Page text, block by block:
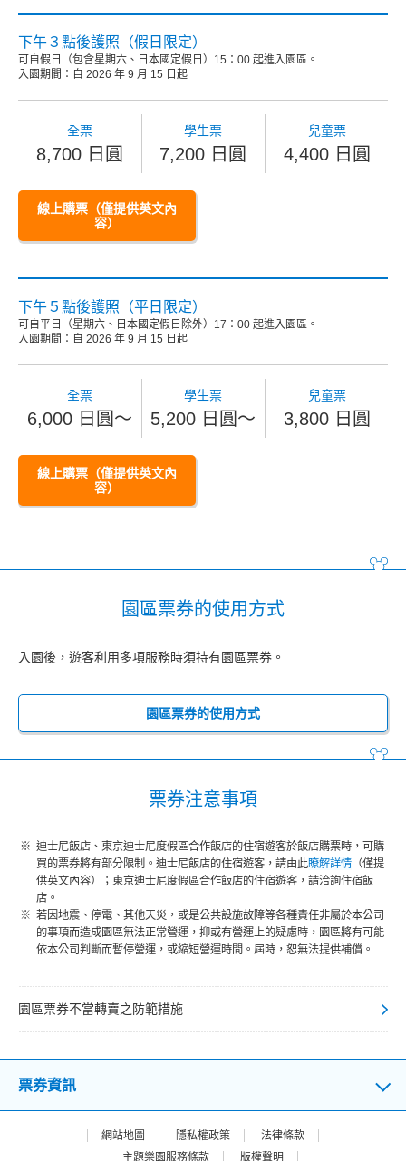
下午３點後護照（假日限定）
可自假日（包含星期六、日本國定假日）15：00 起進入園區。
入園期間：自 2026 年 9 月 15 日起
全票
8,700 日圓
學生票
7,200 日圓
兒童票
4,400 日圓
線上購票（僅提供英文內
容）
下午５點後護照（平日限定）
可自平日（星期六、日本國定假日除外）17：00 起進入園區。
入園期間：自 2026 年 9 月 15 日起
全票
6,000 日圓～
學生票
5,200 日圓～
兒童票
3,800 日圓
線上購票（僅提供英文內
容）
園區票券的使用方式
入園後，遊客利用多項服務時須持有園區票券。
園區票券的使用方式
票券注意事項
迪士尼飯店、東京迪士尼度假區合作飯店的住宿遊客於飯店購票時，可購
買的票券將有部分限制。迪士尼飯店的住宿遊客，請由此瞭解詳情 （僅提
供英文內容）；東京迪士尼度假區合作飯店的住宿遊客，請洽詢住宿飯
店。
若因地震、停電、其他天災，或是公共設施故障等各種責任非屬於本公司
的事項而造成園區無法正常營運，抑或有營運上的疑慮時，園區將有可能
依本公司判斷而暫停營運，或縮短營運時間。屆時，恕無法提供補償。
園區票券不當轉賣之防範措施
票券資訊
網站地圖 隱私權政策
法律條款
主題樂園服務條款
版權聲明